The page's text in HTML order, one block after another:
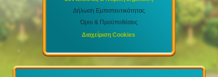
Δήλωση Εμπιστευτικότητας
Όροι & Προϋποθέσεις
Διαχείριση Cookies